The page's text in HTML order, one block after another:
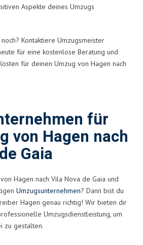
Aspekte deines Umzugs
Kontaktiere Umzugsmeister
für eine kostenlose Beratung und
für deinen Umzug von Hagen nach
für
von Hagen nach
Gaia
Hagen nach Vila Nova de Gaia und
Umzugsunternehmen? Dann bist du
Hagen genau richtig! Wir bieten dir
Umzugsdienstleistung, um
zu gestalten.